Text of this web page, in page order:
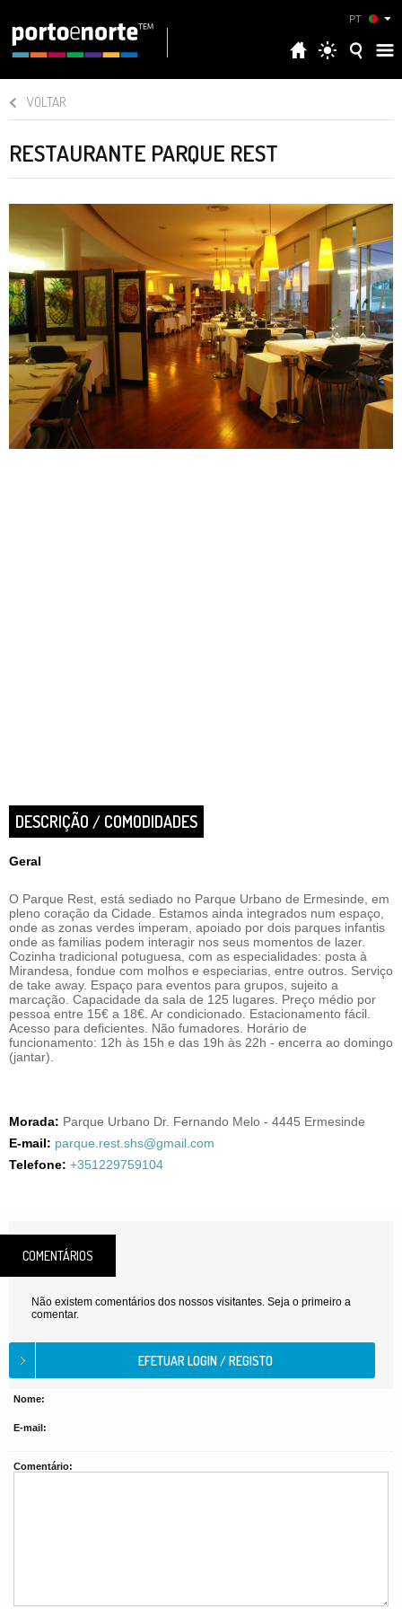
PT
VOLTAR
RESTAURANTE PARQUE REST
DESCRIÇÃO / COMODIDADES
Geral
O Parque Rest, está sediado no Parque Urbano de Ermesinde, em
pleno coração da Cidade. Estamos ainda integrados num espaço,
onde as zonas verdes imperam, apoiado por dois parques infantis
onde as familias podem interagir nos seus momentos de lazer.
Cozinha tradicional potuguesa, com as especialidades: posta à
Mirandesa, fondue com molhos e especiarias, entre outros. Serviço
de take away. Espaço para eventos para grupos, sujeito a
marcação. Capacidade da sala de 125 lugares. Preço médio por
pessoa entre 15€ a 18€. Ar condicionado. Estacionamento fácil.
Acesso para deficientes. Não fumadores. Horário de
funcionamento: 12h às 15h e das 19h às 22h - encerra ao domingo
(jantar).
Morada: Parque Urbano Dr. Fernando Melo - 4445 Ermesinde
E-mail: parque.rest.shs@gmail.com
Telefone: +351229759104
COMENTÁRIOS
Não existem comentários dos nossos visitantes. Seja o primeiro a
comentar.
Nome:
E-mail:
Comentário: